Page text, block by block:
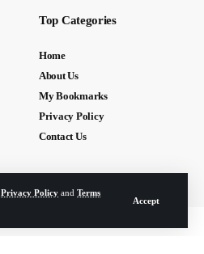
Privacy Policy and Terms
Accept
Top Categories
Home
About Us
My Bookmarks
Privacy Policy
Contact Us